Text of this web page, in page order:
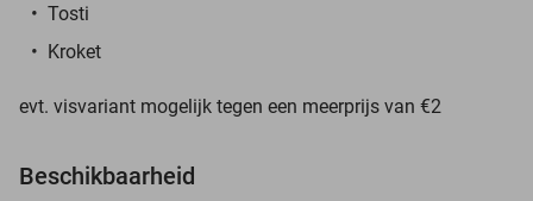
Tosti
Kroket
evt. visvariant mogelijk tegen een meerprijs van €2
Beschikbaarheid